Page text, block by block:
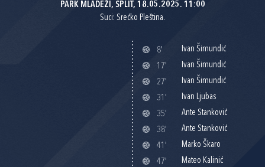
PARK MLADEŽI, SPLIT, 18.05.2025. 11:00
Suci: Srećko Pleština.
8'
Ivan Šimundić
17'
Ivan Šimundić
27'
Ivan Šimundić
31'
Ivan Ljubas
35'
Ante Stanković
38'
Ante Stanković
41'
Marko Škaro
47'
Mateo Kalinić